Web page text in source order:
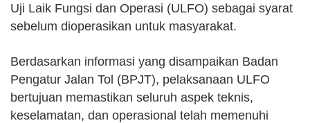
Uji Laik Fungsi dan Operasi (ULFO) sebagai syarat
sebelum dioperasikan untuk masyarakat.
Berdasarkan informasi yang disampaikan Badan
Pengatur Jalan Tol (BPJT), pelaksanaan ULFO
bertujuan memastikan seluruh aspek teknis,
keselamatan, dan operasional telah memenuhi